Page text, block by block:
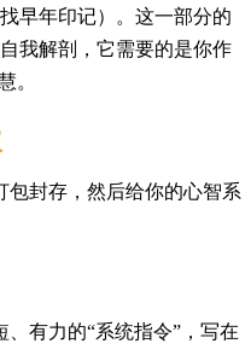
早年印记）。这一部分的
我解剖，它需要的是你作
。
包封存，然后给你的心智系
有力的“系统指令”，写在